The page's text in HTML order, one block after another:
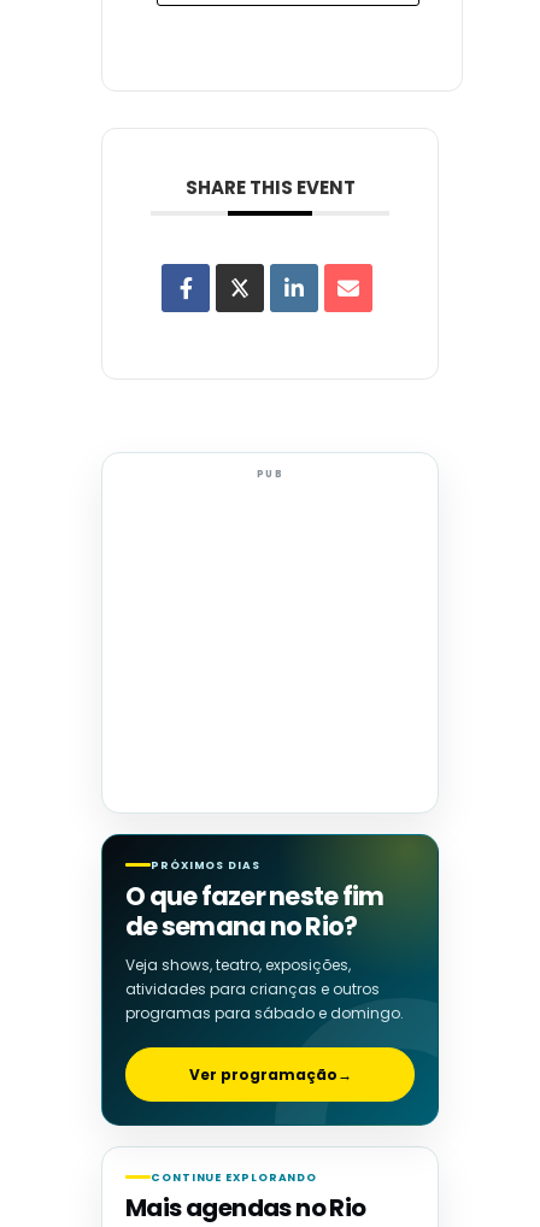
SHARE THIS EVENT
PUB
PRÓXIMOS DIAS
O que fazer neste fim
de semana no Rio?
Veja shows, teatro, exposições,
atividades para crianças e outros
programas para sábado e domingo.
Ver programação→
CONTINUE EXPLORANDO
Mais agendas no Rio